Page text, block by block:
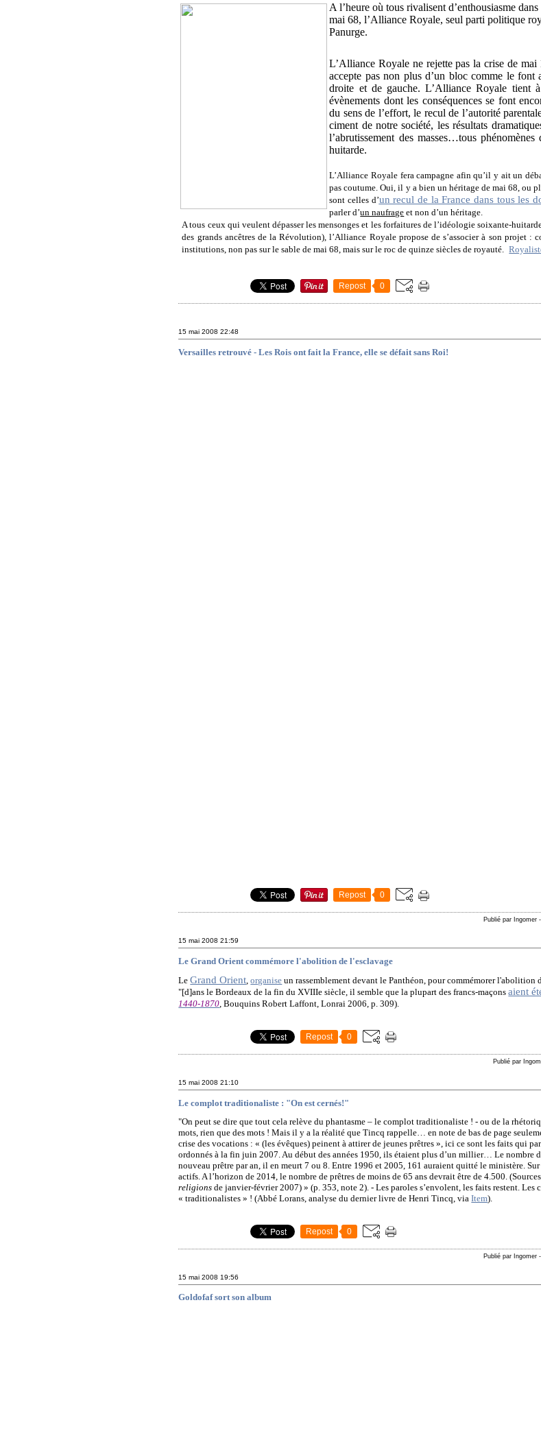
A l’heure où tous rivalisent d’enthousiasme
mai 68, l’Alliance Royale, seul parti politique
Panurge.
L’Alliance Royale ne rejette pas la crise de
accepte pas non plus d’un bloc comme le font
droite et de gauche. L’Alliance Royale tient
évènements dont les conséquences se font
du sens de l’effort, le recul de l’autorité
ciment de notre société, les résultats
l’abrutissement des masses…tous
huitarde.
L’Alliance Royale fera campagne afin qu’il y ait un
pas coutume. Oui, il y a bien un héritage de mai 68, ou
sont celles d’un recul de la France dans tous les
parler d’un naufrage et non d’un héritage.
A tous ceux qui veulent dépasser les mensonges et les forfaitures de l’idéologie soixante-
des grands ancêtres de la Révolution), l’Alliance Royale propose de s’associer à son projet :
institutions, non pas sur le sable de mai 68, mais sur le roc de quinze siècles de royauté.
Repost 0
15 mai 2008 22:48
Versailles retrouvé - Les Rois ont fait la France, elle se défait sans Roi!
Repost 0
Publié par Ingomer -
15 mai 2008 21:59
Le Grand Orient commémore l'abolition de l'esclavage
LeGrand Orient organise un rassemblement devant le Panthéon, pour commémorer
"[d]ans le Bordeaux de la fin du XVIIIe siècle, il semble que la plupart des francs-maçonsaient
1440-1870 , Bouquins Robert Laffont, Lonrai 2006, p. 309).
Repost 0
Publié par
15 mai 2008 21:10
Le complot traditionaliste : "On est cernés!"
"On peut se dire que tout cela relève du phantasme – le complot traditionaliste ! - ou de la
mots, rien que des mots ! Mais il y a la réalité queTincq rappelle… en note de bas de page
crise des vocations : « (les évêques) peinent à attirer de jeunes prêtres », ici ce sont les faits qui
ordonnés à la fin juin 2007. Au début des années 1950, ils étaient plus d’un millier… Le nombre
nouveau prêtre par an, il en meurt 7 ou 8. Entre 1996 et 2005, 161 auraient quitté le ministère.
actifs. A l’horizon de 2014, le nombre de prêtres de moins de 65 ans devrait être de 4.500.
religions dejanvier-février2007) » (p. 353, note 2). - Les paroles s’envolent, les faits restent. Les
« traditionalistes » ! (Abbé Lorans, analyse du dernier livre de Henri Tincq, via Item).
Repost 0
Publié par Ingomer -
15 mai 2008 19:56
Goldofaf sort son album